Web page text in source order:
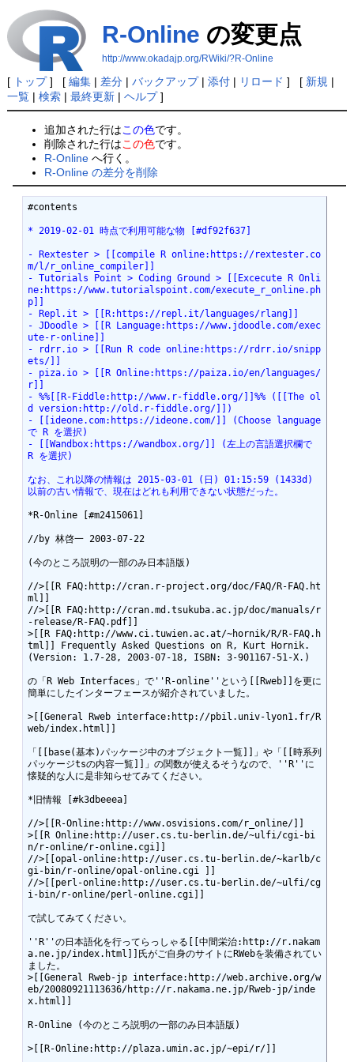
R-Online の変更点
http://www.okadajp.org/RWiki/?R-Online
[ トップ] [ 編集| 差分| バックアップ| 添付| リロード ] [ 新規 |
一覧| 検索| 最終更新| ヘルプ]
追加された行はこの色です。
削除された行はこの色です。
R-Online へ行く。
R-Online の差分を削除
#contents
* 2019-02-01 時点で利用可能な物 [#df92f637]
- Rextester > [[compile R online:https://rextester.co
m/l/r_online_compiler]]
- Tutorials Point > Coding Ground > [[Excecute R Onli
ne:https://www.tutorialspoint.com/execute_r_online.ph
p]]
- Repl.it > [[R:https://repl.it/languages/rlang]]
- JDoodle > [[R Language:https://www.jdoodle.com/exec
ute-r-online]]
- rdrr.io > [[Run R code online:https://rdrr.io/snipp
ets/]]
- piza.io > [[R Online:https://paiza.io/en/languages/
r]]
- %%[[R-Fiddle:http://www.r-fiddle.org/]]%% ([[The ol
d version:http://old.r-fiddle.org/]])
- [[ideone.com:https://ideone.com/]] (Choose language
で R を選択)
- [[Wandbox:https://wandbox.org/]] (左上の言語選択欄で
R を選択)
なお、これ以降の情報は 2015-03-01 (日) 01:15:59 (1433d)
以前の古い情報で、現在はどれも利用できない状態だった。
*R-Online [#m2415061]
//by 林啓一 2003-07-22
(今のところ説明の一部のみ日本語版)
//>[[R FAQ:http://cran.r-project.org/doc/FAQ/R-FAQ.ht
ml]]
//>[[R FAQ:http://cran.md.tsukuba.ac.jp/doc/manuals/r
-release/R-FAQ.pdf]]
>[[R FAQ:http://www.ci.tuwien.ac.at/~hornik/R/R-FAQ.h
tml]] Frequently Asked Questions on R, Kurt Hornik.
(Version: 1.7-28, 2003-07-18, ISBN: 3-901167-51-X.)
の「R Web Interfaces」で''R-online''という[[Rweb]]を更に
簡単にしたインターフェースが紹介されていました。
>[[General Rweb interface:http://pbil.univ-lyon1.fr/R
web/index.html]]
「[[base(基本)パッケージ中のオブジェクト一覧]]」や「[[時系列
パッケージtsの内容一覧]]」の関数が使えるそうなので、''R''に
懐疑的な人に是非知らせてみてください。
*旧情報 [#k3dbeeea]
//>[[R-Online:http://www.osvisions.com/r_online/]]
>[[R Online:http://user.cs.tu-berlin.de/~ulfi/cgi-bi
n/r-online/r-online.cgi]]
//>[[opal-online:http://user.cs.tu-berlin.de/~karlb/c
gi-bin/r-online/opal-online.cgi ]]
//>[[perl-online:http://user.cs.tu-berlin.de/~ulfi/cg
i-bin/r-online/perl-online.cgi]]
で試してみてください。
''R''の日本語化を行ってらっしゃる[[中間栄治:http://r.nakam
a.ne.jp/index.html]]氏がご自身のサイトにRWebを装備されてい
ました。
>[[General Rweb-jp interface:http://web.archive.org/w
eb/20080921113636/http://r.nakama.ne.jp/Rweb-jp/inde
x.html]]
R-Online (今のところ説明の一部のみ日本語版)
>[[R-Online:http://plaza.umin.ac.jp/~epi/r/]]